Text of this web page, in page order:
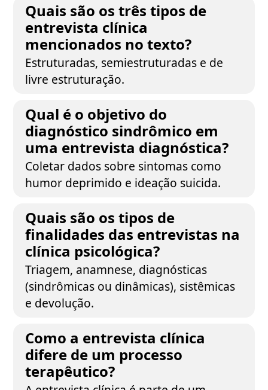
Quais são os três tipos de
entrevista clínica
mencionados no texto?
Estruturadas, semiestruturadas e de
livre estruturação.
Qual é o objetivo do
diagnóstico sindrômico em
uma entrevista diagnóstica?
Coletar dados sobre sintomas como
humor deprimido e ideação suicida.
Quais são os tipos de
finalidades das entrevistas na
clínica psicológica?
Triagem, anamnese, diagnósticas
(sindrômicas ou dinâmicas), sistêmicas
e devolução.
Como a entrevista clínica
difere de um processo
terapêutico?